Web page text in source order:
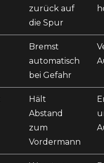
zurück auf
die Spur
Bremst
automatisch
bei Gefahr
Hält
Abstand
zum
Vordermann